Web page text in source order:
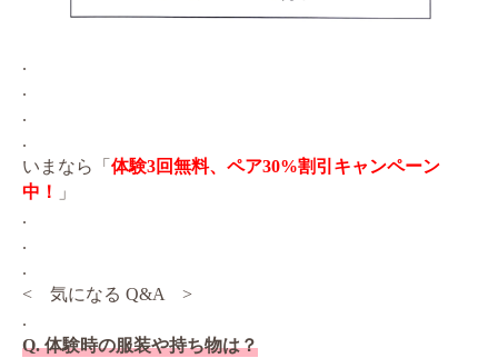
.
.
.
.
いまなら「 体験3回無料、ペア30%割引キャンペーン
中！
」
.
.
.
< 気になる Q&A >
.
Q. 体験時の服装や持ち物は？